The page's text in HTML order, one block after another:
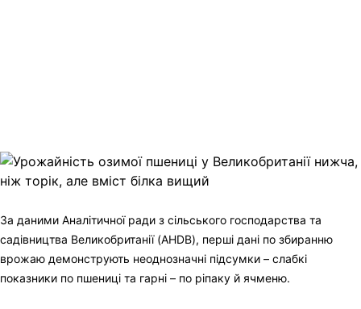
Link
Print
За даними Аналітичної ради з сільського господарства та
садівництва Великобританії (AHDB), перші дані по збиранню
врожаю демонструють неоднозначні підсумки – слабкі
показники по пшениці та гарні – по ріпаку й ячменю.